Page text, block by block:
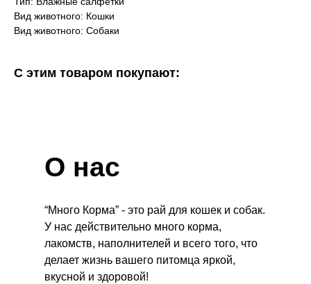
Вид животного: Кошки
Вид животного: Собаки
С этим товаром покупают:
“Много Корма” - это рай для кошек и собак.
У нас действительно много корма,
лакомств, наполнителей и всего того, что
делает жизнь вашего питомца яркой,
вкусной и здоровой!
О нас